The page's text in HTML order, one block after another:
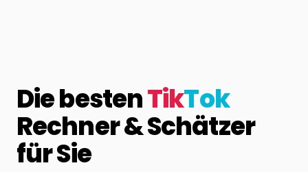
Die bestenTikTok
Rechner & Schätzer
für Sie